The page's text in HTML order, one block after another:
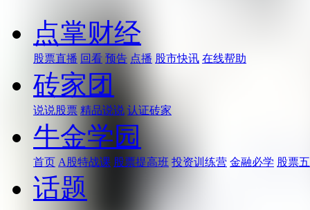
点掌财经
股票直播 回看 预告 点播 股市快讯 在线帮助
砖家团
说说股票 精品说说 认证砖家
牛金学园
首页 A股特战课 股票提高班 投资训练营 金融必学 股票
话题